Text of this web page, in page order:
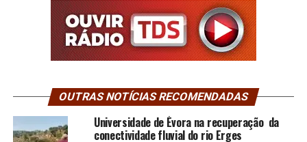
OUTRAS NOTÍCIAS RECOMENDADAS
Universidade de Évora na recuperação da
conectividade fluvial do rio Erges